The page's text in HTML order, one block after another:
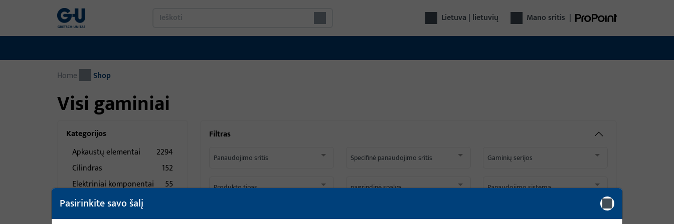
Lietuva | lietuvių Mano sritis |
Home Shop
Visi gaminiai
Kategorijos
Apkaustų elementai
2294
Cilindras
152
Elektriniai komponentai
55
Elektronika -
Filtras
Panaudojimo sritis Specifinė panaudojimo sritis Gaminių serijos
Produkto tipas pagrindinė spalva Panaudojimo sistema
Pasirinkite savo šalį